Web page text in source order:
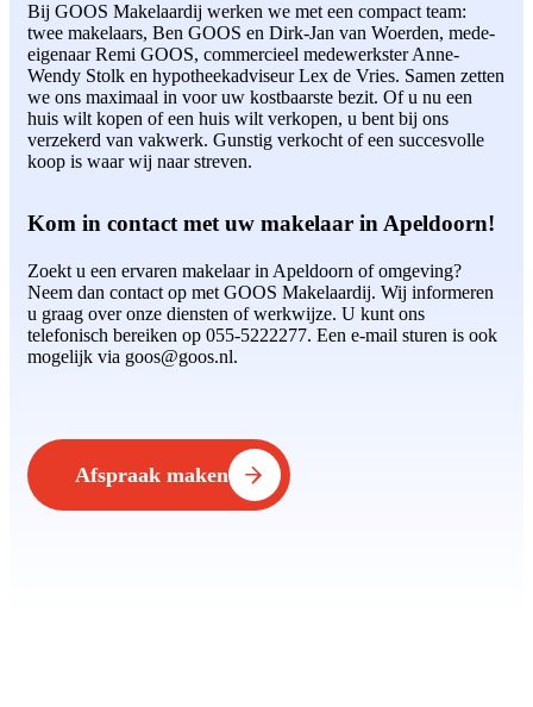
Bij GOOS Makelaardij werken we met een compact team:
twee makelaars, Ben GOOS en Dirk-Jan van Woerden, mede-
eigenaar Remi GOOS, commercieel medewerkster Anne-
Wendy Stolk en hypotheekadviseur Lex de Vries. Samen zetten
we ons maximaal in voor uw kostbaarste bezit. Of u nu een
huis wilt kopen of een huis wilt verkopen, u bent bij ons
verzekerd van vakwerk. Gunstig verkocht of een succesvolle
koop is waar wij naar streven.
Kom in contact met uw makelaar in Apeldoorn!
Zoekt u een ervaren makelaar in Apeldoorn of omgeving?
Neem dan contact op met GOOS Makelaardij. Wij informeren
u graag over onze diensten of werkwijze. U kunt ons
telefonisch bereiken op 055-5222277. Een e-mail sturen is ook
mogelijk via goos@goos.nl.
Afspraak maken